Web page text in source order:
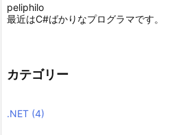
peliphilo
最近はC#ばかりなプログラマです。
カテゴリー
.NET (4)